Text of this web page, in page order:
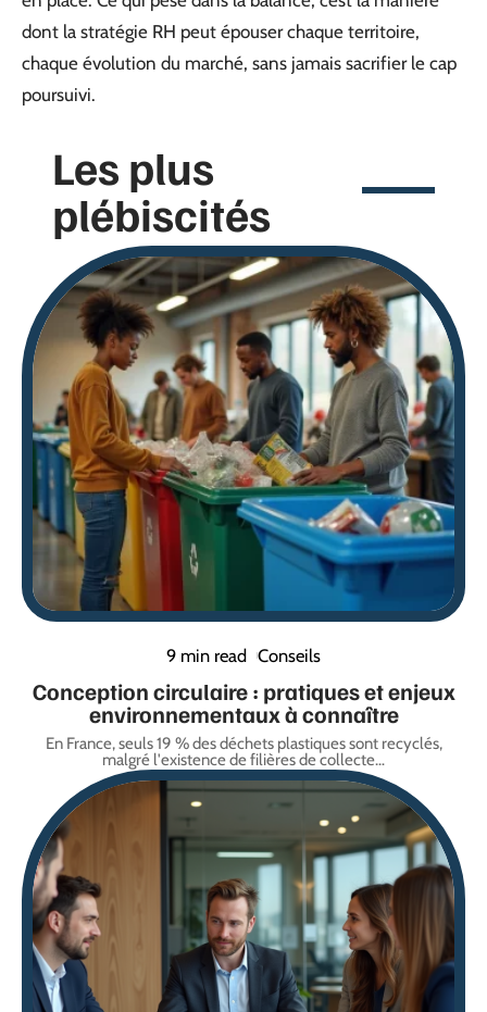
dont la stratégie RH peut épouser chaque territoire,
chaque évolution du marché, sans jamais sacrifier le cap
poursuivi.
Les plus
plébiscités
9 min read Conseils
Conception circulaire : pratiques et enjeux
environnementaux à connaître
En France, seuls 19 % des déchets plastiques sont recyclés,
malgré l'existence de filières de collecte…